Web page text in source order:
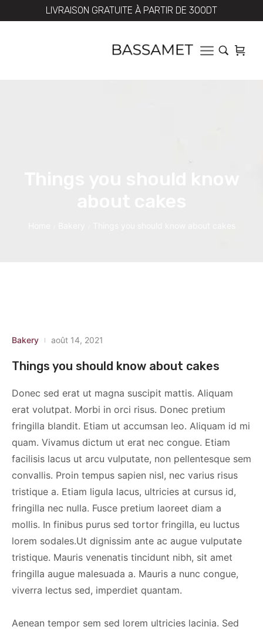
LIVRAISON GRATUITE À PARTIR DE 300DT
Things you should know
Bakery août 14, 2021
Things you should know about cakes
Donec sed erat ut magna suscipit mattis. Aliquam
erat volutpat. Morbi in orci risus. Donec pretium
fringilla blandit. Etiam ut accumsan leo. Aliquam id mi
quam. Vivamus dictum ut erat nec congue. Etiam
facilisis lacus ut arcu vulputate, non pellentesque sem
convallis. Proin tempus sapien nisl, nec varius risus
tristique a. Etiam ligula lacus, ultricies at cursus id,
fringilla nec nulla. Fusce pretium laoreet diam a
mollis. In finibus purus sed tortor fringilla, eu luctus
lorem sodales.Ut dignissim ante ac augue vulputate
tristique. Mauris venenatis tincidunt nibh, sit amet
fringilla augue malesuada a. Mauris a nunc congue,
viverra lectus sed, imperdiet quantam.
Aenean tempor sem sed lorem ultricies lacinia. Sed